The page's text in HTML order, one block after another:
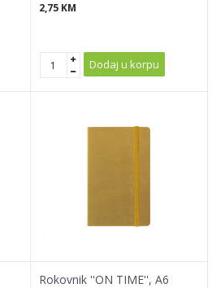
2,75 KM
Dodaj u korpu
Rokovnik ''ON TIME'', A6